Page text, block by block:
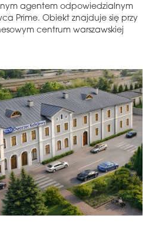
agentem odpowiedzialnym
Prime. Obiekt znajduje się przy
centrum warszawskiej